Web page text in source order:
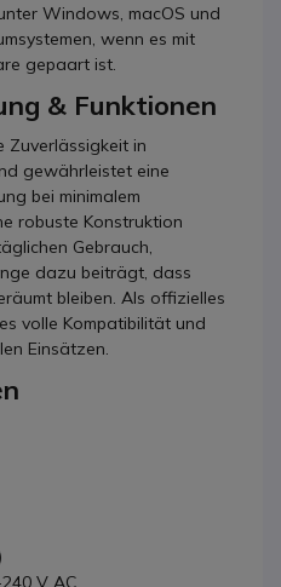
Windows, macOS und
wenn es mit
gepaart ist.
& Funktionen
Zuverlässigkeit in
gewährleistet eine
bei minimalem
robuste Konstruktion
Gebrauch,
dazu beiträgt, dass
bleiben. Als offizielles
volle Kompatibilität und
Einsätzen.
V AC